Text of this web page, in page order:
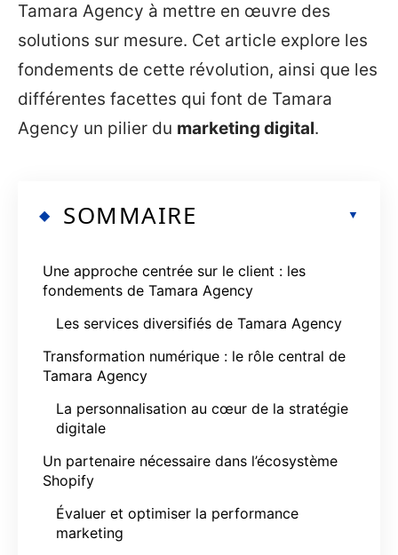
Tamara Agency à mettre en œuvre des
solutions sur mesure. Cet article explore les
fondements de cette révolution, ainsi que les
différentes facettes qui font de Tamara
Agency un pilier du marketing digital.
SOMMAIRE
Une approche centrée sur le client : les
fondements de Tamara Agency
Les services diversifiés de Tamara Agency
Transformation numérique : le rôle central de
Tamara Agency
La personnalisation au cœur de la stratégie
digitale
Un partenaire nécessaire dans l’écosystème
Shopify
Évaluer et optimiser la performance
marketing